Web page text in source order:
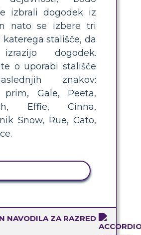
izbrali dogodek iz
nato se izbere tri
katerega stališče, da
dogodek.
o uporabi stališče
znakov:
prim, Gale, Peeta,
Effie, Cinna,
Snow, Rue, Cato,
NAVODILA ZA RAZRED